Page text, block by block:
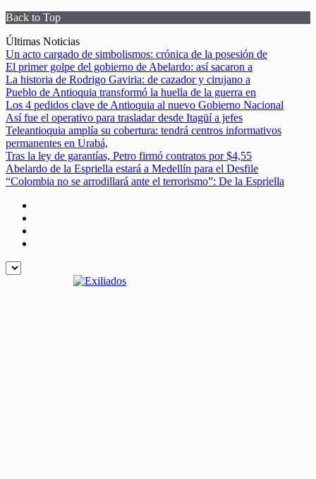
Back to Top
Skip
to
content
Últimas Noticias
Un acto cargado de simbolismos: crónica de la posesión de
El primer golpe del gobierno de Abelardo: así sacaron a
La historia de Rodrigo Gaviria: de cazador y cirujano a
Pueblo de Antioquia transformó la huella de la guerra en
Los 4 pedidos clave de Antioquia al nuevo Gobierno Nacional
Así fue el operativo para trasladar desde Itagüí a jefes
Teleantioquia amplía su cobertura: tendrá centros informativos
permanentes en Urabá,
Tras la ley de garantías, Petro firmó contratos por $4,55
Abelardo de la Espriella estará a Medellín para el Desfile
“Colombia no se arrodillará ante el terrorismo”: De la Espriella